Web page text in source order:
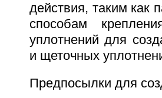
действия, таким как
способам
уплотнений для
и щеточных
Предпосылки для